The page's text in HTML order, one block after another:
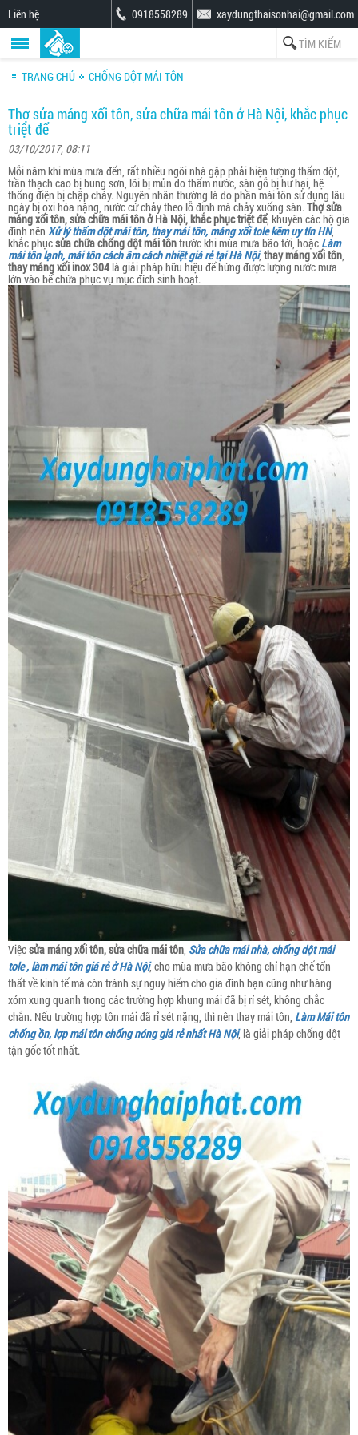
Liên hệ xaydungthaisonhai@gmail.com
0918558289
TRANG CHỦ CHỐNG DỘT MÁI TÔN
Thợ sửa máng xối tôn, sửa chữa mái tôn ở Hà Nội, khắc phục
triệt để
03/10/2017, 08:11
Mỗi năm khi mùa mưa đến, rất nhiều ngôi nhà gặp phải hiện tượng thấm dột,
trần thạch cao bị bung sơn, lõi bị mủn do thấm nước, sàn gỗ bị hư hại, hệ
thống điện bị chập cháy. Nguyên nhân thường là do phần mái tôn sử dụng lâu
ngày bị oxi hóa nặng, nước cứ chảy theo lỗ đinh mà chảy xuống sàn.Thợ sửa
máng xối tôn, sửa chữa mái tôn ở Hà Nội, khắc phục triệt để, khuyên các hộ gia
đình nên Xử lý thấm dột mái tôn, thay mái tôn, máng xối tole kẽm uy tín HN,
khắc phụcsửa chữa chống dột mái tôntrước khi mùa mưa bão tới, hoặc Làm
mái tôn lạnh, mái tôn cách âm cách nhiệt giá rẻ tại Hà Nội,thay máng xối tôn,
thay máng xối inox 304 là giải pháp hữu hiệu để hứng được lượng nước mưa
lớn vào bể chứa phục vụ mục đích sinh hoạt.
Việcsửa máng xối tôn, sửa chữa mái tôn, Sửa chữa mái nhà, chống dột mái
tole , làm mái tôn giá rẻ ở Hà Nội, cho mùa mưa bão không chỉ hạn chế tổn
thất về kinh tế mà còn tránh sự nguy hiểm cho gia đình bạn cũng như hàng
xóm xung quanh trong các trường hợp khung mái đã bị rỉ sét, không chắc
chắn. Nếu trường hợp tôn mái đã rỉ sét nặng, thì nên thay mái tôn, Làm Mái tôn
chống ồn, lợp mái tôn chống nóng giá rẻ nhất Hà Nội, là giải pháp chống dột
tận gốc tốt nhất.